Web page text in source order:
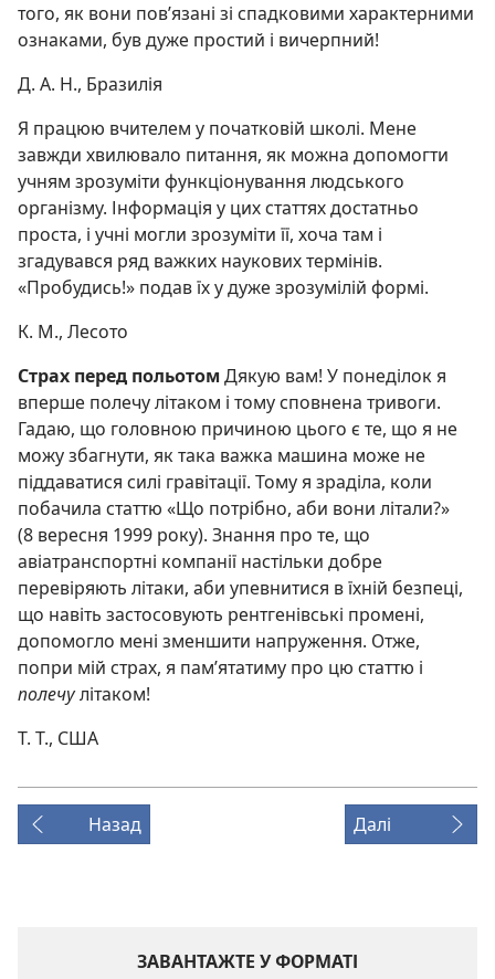
того, як вони пов’язані зі спадковими характерними
ознаками, був дуже простий і вичерпний!
Д. А. Н., Бразилія
Я працюю вчителем у початковій школі. Мене
завжди хвилювало питання, як можна допомогти
учням зрозуміти функціонування людського
організму. Інформація у цих статтях достатньо
проста, і учні могли зрозуміти її, хоча там і
згадувався ряд важких наукових термінів.
«Пробудись!» подав їх у дуже зрозумілій формі.
К. М., Лесото
Страх перед польотомДякую вам! У понеділок я
вперше полечу літаком і тому сповнена тривоги.
Гадаю, що головною причиною цього є те, що я не
можу збагнути, як така важка машина може не
піддаватися силі гравітації. Тому я зраділа, коли
побачила статтю «Що потрібно, аби вони літали?»
(8 вересня 1999 року). Знання про те, що
авіатранспортні компанії настільки добре
перевіряють літаки, аби упевнитися в їхній безпеці,
що навіть застосовують рентгенівські промені,
допомогло мені зменшити напруження. Отже,
попри мій страх, я пам’ятатиму про цю статтю і
полечулітаком!
Т. Т., США
Назад Далі
ЗАВАНТАЖТЕ У ФОРМАТІ